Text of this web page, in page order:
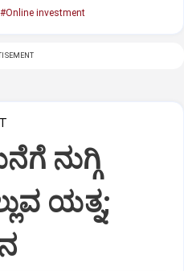
#Online investment
ನುಗ್ಗಿ
ಯತ್ನ;